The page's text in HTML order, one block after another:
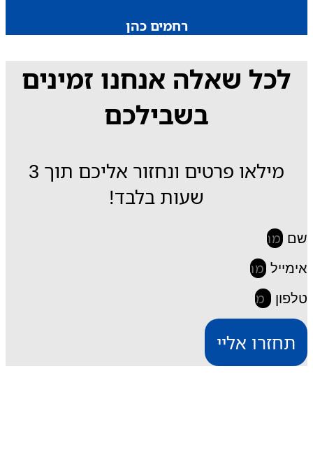
רחמים כהן
לכל שאלה אנחנו זמינים
בשבילכם
מילאו פרטים ונחזור אליכם תוך 3
שעות בלבד!
שם
אימייל
טלפון
תחזרו אליי